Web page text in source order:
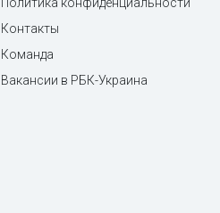
Контакты
Команда
Вакансии в РБК-Украина